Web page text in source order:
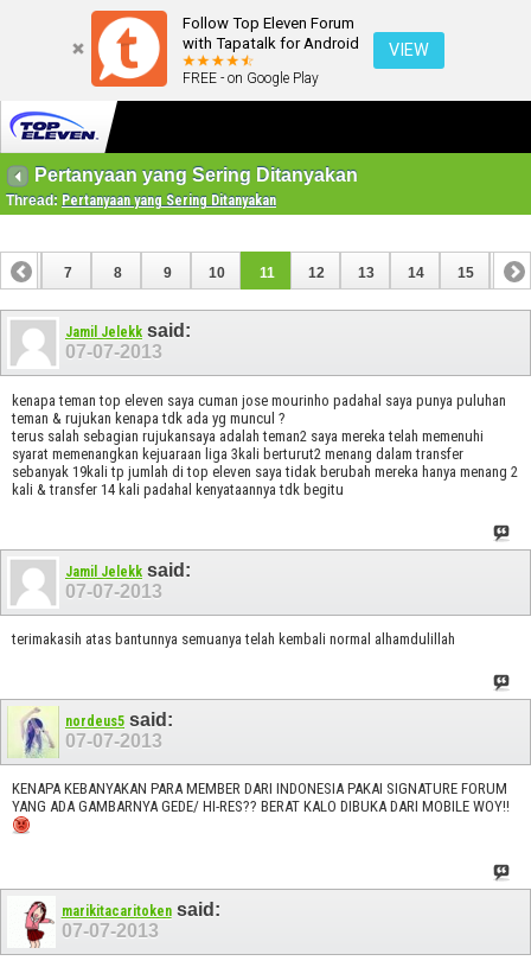
Follow Top Eleven Forum
with Tapatalk for Android
FREE - on Google Play
VIEW
Pertanyaan yang Sering Ditanyakan
Thread: Pertanyaan yang Sering Ditanyakan
6 7 8 9 10 11 12 13 14 15 16
22 25
Jamil Jelekk said:
07-07-2013
kenapa teman top eleven saya cuman jose mourinho padahal saya punya puluhan
teman & rujukan kenapa tdk ada yg muncul ?
terus salah sebagian rujukansaya adalah teman2 saya mereka telah memenuhi
syarat memenangkan kejuaraan liga 3kali berturut2 menang dalam transfer
sebanyak 19kali tp jumlah di top eleven saya tidak berubah mereka hanya menang 2
kali & transfer 14 kali padahal kenyataannya tdk begitu
Jamil Jelekk said:
07-07-2013
terimakasih atas bantunnya semuanya telah kembali normal alhamdulillah
nordeus5 said:
07-07-2013
KENAPA KEBANYAKAN PARA MEMBER DARI INDONESIA PAKAI SIGNATURE FORUM
YANG ADA GAMBARNYA GEDE/ HI-RES?? BERAT KALO DIBUKA DARI MOBILE WOY!!
marikitacaritokensaid:
07-07-2013